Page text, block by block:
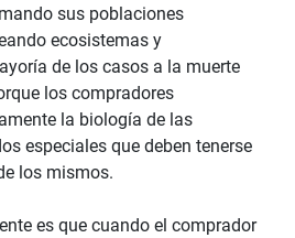
sus poblaciones
ecosistemas y
de los casos a la muerte
los compradores
la biología de las
especiales que deben tenerse
los mismos.
es que cuando el comprador